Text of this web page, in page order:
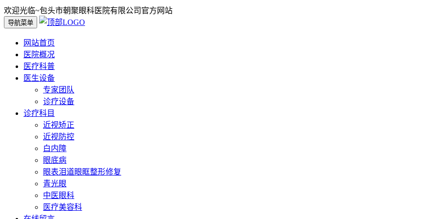
欢迎光临~包头市朝聚眼科医院有限公司官方网站
导航菜单
网站首页
医院概况
医疗科普
医生设备
专家团队
诊疗设备
诊疗科目
近视矫正
近视防控
白内障
眼底病
眼表泪道眼眶整形修复
青光眼
中医眼科
医疗美容科